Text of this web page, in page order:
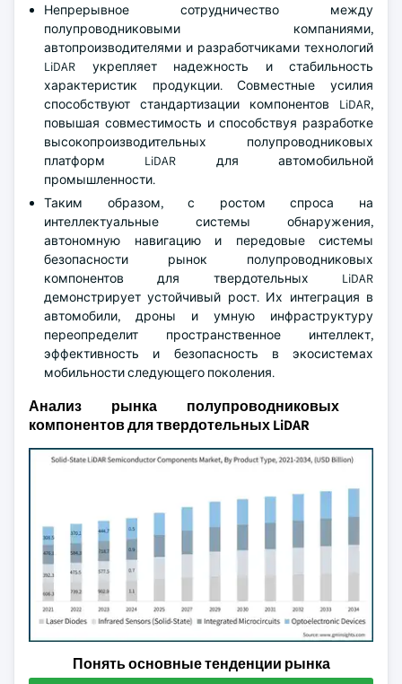
Непрерывное сотрудничество между
полупроводниковыми компаниями,
автопроизводителями и разработчиками технологий
LiDAR укрепляет надежность и стабильность
характеристик продукции. Совместные усилия
способствуют стандартизации компонентов LiDAR,
повышая совместимость и способствуя разработке
высокопроизводительных полупроводниковых
платформ LiDAR для автомобильной
промышленности.
Таким образом, с ростом спроса на
интеллектуальные системы обнаружения,
автономную навигацию и передовые системы
безопасности рынок полупроводниковых
компонентов для твердотельных LiDAR
демонстрирует устойчивый рост. Их интеграция в
автомобили, дроны и умную инфраструктуру
переопределит пространственное интеллект,
эффективность и безопасность в экосистемах
мобильности следующего поколения.
Анализ рынка полупроводниковых
компонентов для твердотельных LiDAR
Понять основные тенденции рынка